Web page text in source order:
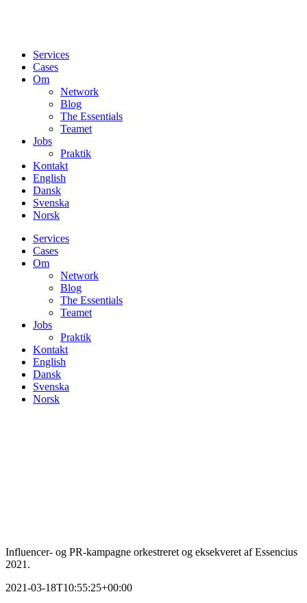
Services
Cases
Om
Network
Blog
The Essentials
Teamet
Jobs
Praktik
Kontakt
English
Dansk
Svenska
Norsk
Services
Cases
Om
Network
Blog
The Essentials
Teamet
Jobs
Praktik
Kontakt
English
Dansk
Svenska
Norsk
Influencer- og PR-kampagne orkestreret og eksekveret af Essencius
2021.
2021-03-18T10:55:25+00:00